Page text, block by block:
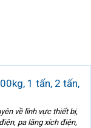
1 tấn, 2 tấn,
về lĩnh vực thiết bị,
pa lăng xích điện,